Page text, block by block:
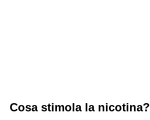
Cosa stimola la nicotina?